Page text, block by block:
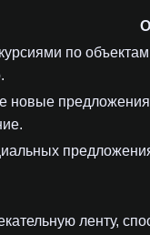
по
новые
ленту,